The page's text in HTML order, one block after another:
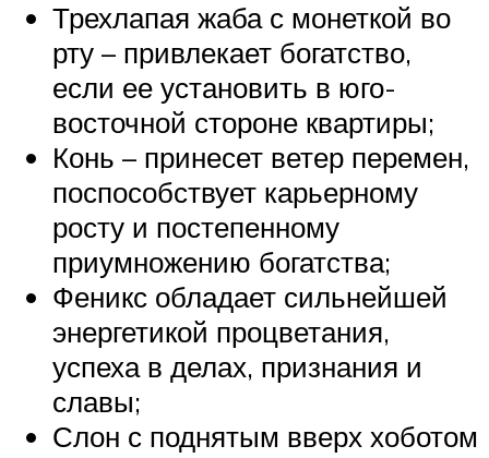
Трехлапая жаба с монеткой во
рту – привлекает богатство,
если ее установить в юго-
восточной стороне квартиры;
Конь – принесет ветер перемен,
поспособствует карьерному
росту и постепенному
приумножению богатства;
Феникс обладает сильнейшей
энергетикой процветания,
успеха в делах, признания и
славы;
Слон с поднятым вверх хоботом